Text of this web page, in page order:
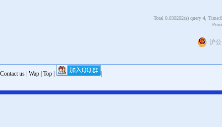
Total 0.030202(s) query 4,
沪公
Contact us Wap Top